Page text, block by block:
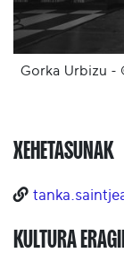
Gorka Urbizu -
XEHETASUNAK
KULTURA